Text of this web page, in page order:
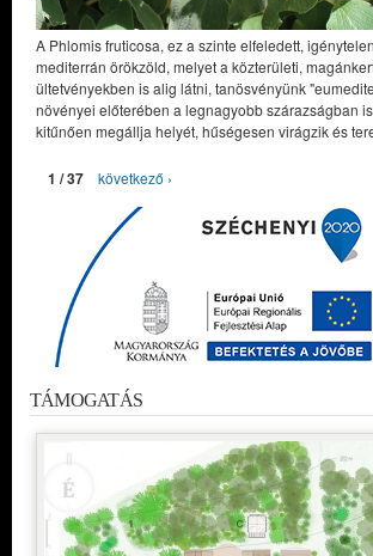
A Phlomis fruticosa, ez a szinte elfeledett, igénytelen
mediterrán örökzöld, melyet a közterületi,
ültetvényekben is alig látni, tanösvényünk
növényei előterében a legnagyobb szárazságban is
kitűnően megállja helyét, hűségesen virágzik és
1 / 37 következő ›
TÁMOGATÁS